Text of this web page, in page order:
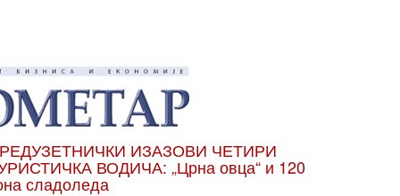
ИЗАЗОВИ ЧЕТИРИ
ВОДИЧА: „Црна овца“ и 120
сладоледа